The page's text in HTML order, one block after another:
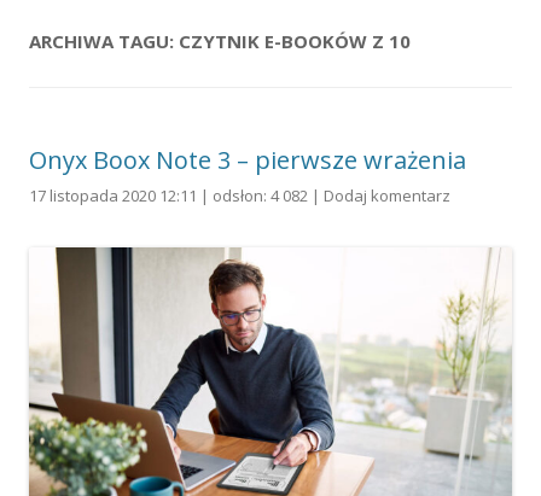
ARCHIWA TAGU: CZYTNIK E-BOOKÓW Z 10
Onyx Boox Note 3 – pierwsze wrażenia
17 listopada 2020 12:11 | odsłon: 4 082 | Dodaj komentarz